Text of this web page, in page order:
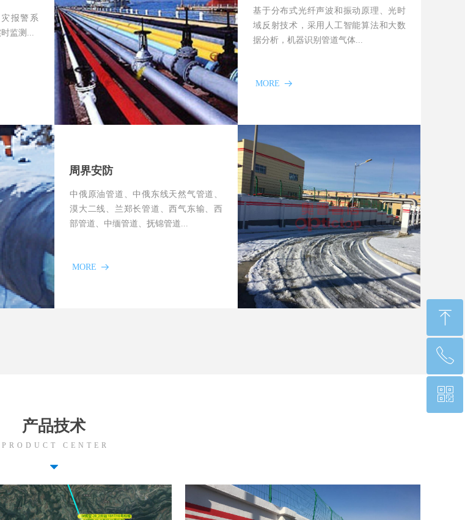
中俄原油管道、中俄东线天然气管道、
漠大二线、兰郑长管道、西气东输、西
部管道、中缅管道、抚锦管道...
周界安防
MORE 뀠
MORE 뀠
基于分布式光纤声波和振动原理、光时
域反射技术，采用人工智能算法和大数
据分析，机器识别管道气体...
报警系
监测...
产品技术
뀓
PRODUCT CENTER
ꁸ
回到顶部
ꂅ
15611084638
ꀥ